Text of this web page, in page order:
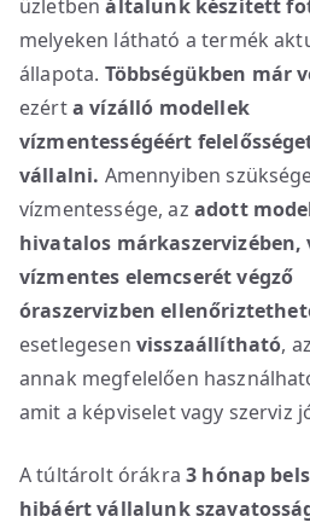
üzletbenáltalunk készített
melyeken látható a termék
állapota. Többségükben már
ezérta vízálló modellek
vízmentességéért
vállalni. Amennyiben
vízmentessége, az adott
hivatalos márkaszervizében,
vízmentes elemcserét végző
óraszervizben
esetlegesen visszaállítható,
annak megfelelően
amit a képviselet vagy szerviz
A túltárolt órákra3 hónap
hibáért vállalunk